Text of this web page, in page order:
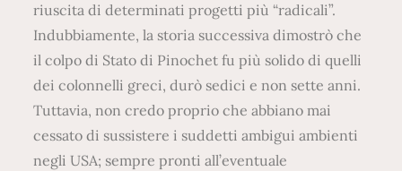
riuscita di determinati progetti più “radicali”.
Indubbiamente, la storia successiva dimostrò che
il colpo di Stato di Pinochet fu più solido di quelli
dei colonnelli greci, durò sedici e non sette anni.
Tuttavia, non credo proprio che abbiano mai
cessato di sussistere i suddetti ambigui ambienti
negli USA; sempre pronti all’eventuale